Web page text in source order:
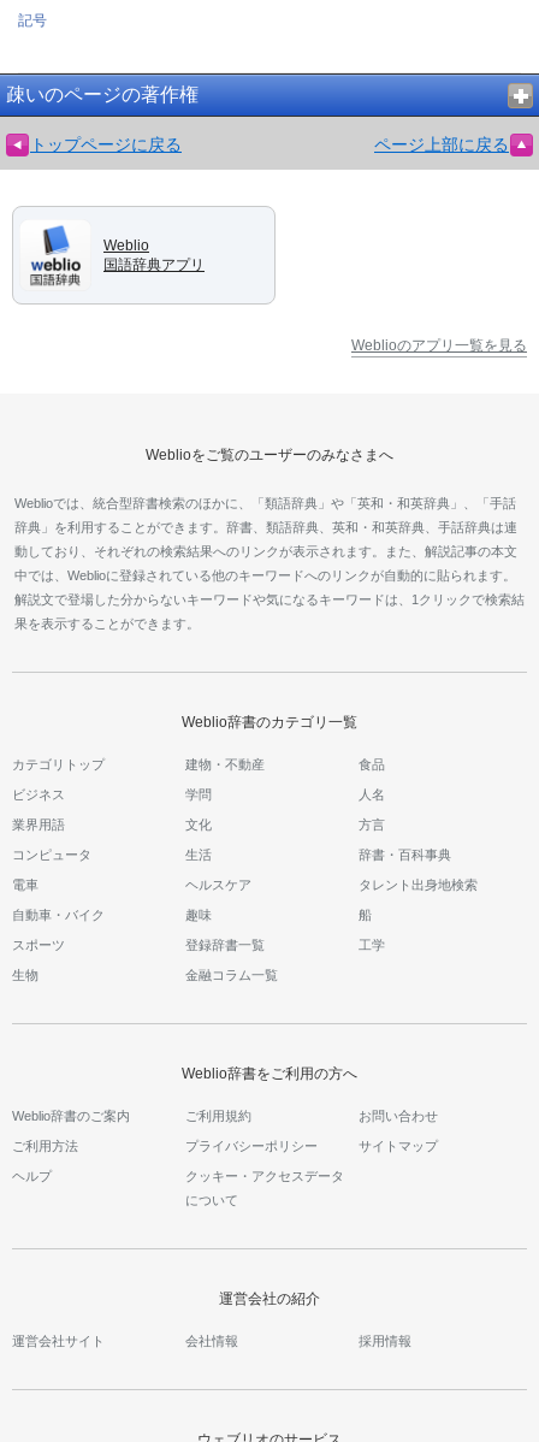
記号
疎いのページの著作権
トップページに戻る ページ上部に戻る
Weblio
国語辞典アプリ
Weblioのアプリ一覧を見る
Weblioをご覧のユーザーのみなさまへ
Weblioでは、統合型辞書検索のほかに、「類語辞典」や「英和・和英辞典」、「手話
辞典」を利用することができます。辞書、類語辞典、英和・和英辞典、手話辞典は連
動しており、それぞれの検索結果へのリンクが表示されます。また、解説記事の本文
中では、Weblioに登録されている他のキーワードへのリンクが自動的に貼られます。
解説文で登場した分からないキーワードや気になるキーワードは、1クリックで検索結
果を表示することができます。
Weblio辞書のカテゴリ一覧
カテゴリトップ 建物・不動産 食品
ビジネス 学問 人名
業界用語 文化 方言
コンピュータ 生活 辞書・百科事典
電車 ヘルスケア タレント出身地検索
自動車・バイク 趣味 船
スポーツ 登録辞書一覧 工学
生物 金融コラム一覧
Weblio辞書をご利用の方へ
Weblio辞書のご案内 ご利用規約 お問い合わせ
ご利用方法 プライバシーポリシー サイトマップ
ヘルプ
クッキー・アクセスデータ
について
運営会社の紹介
運営会社サイト 会社情報 採用情報